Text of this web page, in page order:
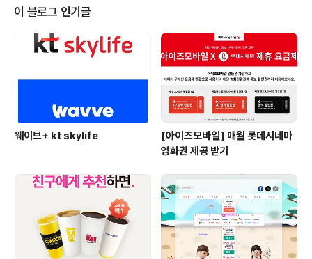
합니다.마지막 T윅인 오늘 불금불금!!하세요.혜택 꼭 잊지
마시고 사용하시길 바랍니다!배달의민족(bhc) 7,000
원 할인 깨끗해서 맛있는 치킨 bhc 우주패스 찬스! T 우주
패스 free에 가입한 고객님은 8,000원 할인 배달의민
족 앱으로 포장/가게배달 또는 배민배달 주문 시 혜택 이
이 블로그 인기글
웨이브+ kt skylife
[아이즈모바일] 매월 롯데시네마
영화권 제공 받기